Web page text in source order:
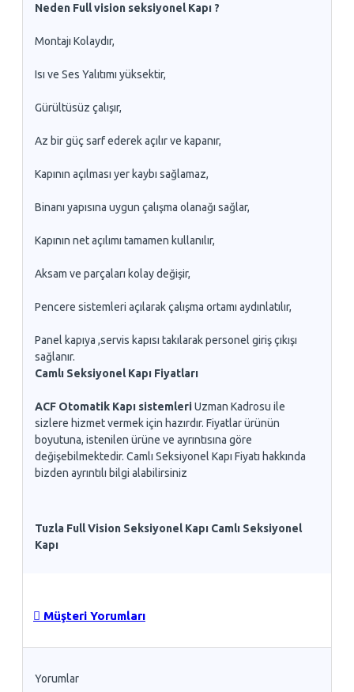
Neden Full vision seksiyonel Kapı ?
Montajı Kolaydır,
Isı ve Ses Yalıtımı yüksektir,
Gürültüsüz çalışır,
Az bir güç sarf ederek açılır ve kapanır,
Kapının açılması yer kaybı sağlamaz,
Binanı yapısına uygun çalışma olanağı sağlar,
Kapının net açılımı tamamen kullanılır,
Aksam ve parçaları kolay değişir,
Pencere sistemleri açılarak çalışma ortamı aydınlatılır,
Panel kapıya ,servis kapısı takılarak personel giriş çıkışı
sağlanır.
Camlı Seksiyonel Kapı Fiyatları
ACF Otomatik Kapı sistemleriUzman Kadrosu ile
sizlere hizmet vermek için hazırdır. Fiyatlar ürünün
boyutuna, istenilen ürüne ve ayrıntısına göre
değişebilmektedir. Camlı Seksiyonel Kapı Fiyatı hakkında
bizden ayrıntılı bilgi alabilirsiniz
Tuzla Full Vision Seksiyonel Kapı Camlı Seksiyonel
Kapı
Müşteri Yorumları
Yorumlar